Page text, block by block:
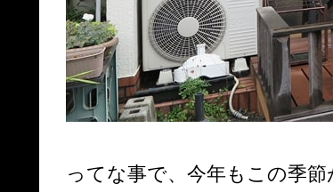
ってな事で、今年もこの季